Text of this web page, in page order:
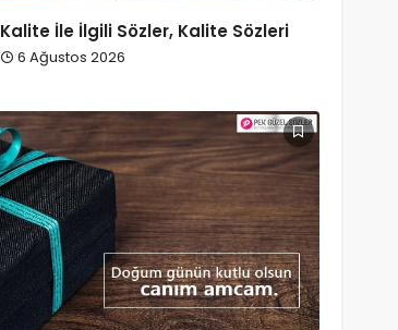
Kalite İle İlgili Sözler, Kalite Sözleri
6 Ağustos 2026